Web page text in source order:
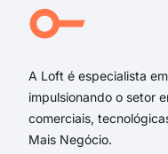
A Loft é especialista
impulsionando o setor
comerciais,
Mais Negócio.